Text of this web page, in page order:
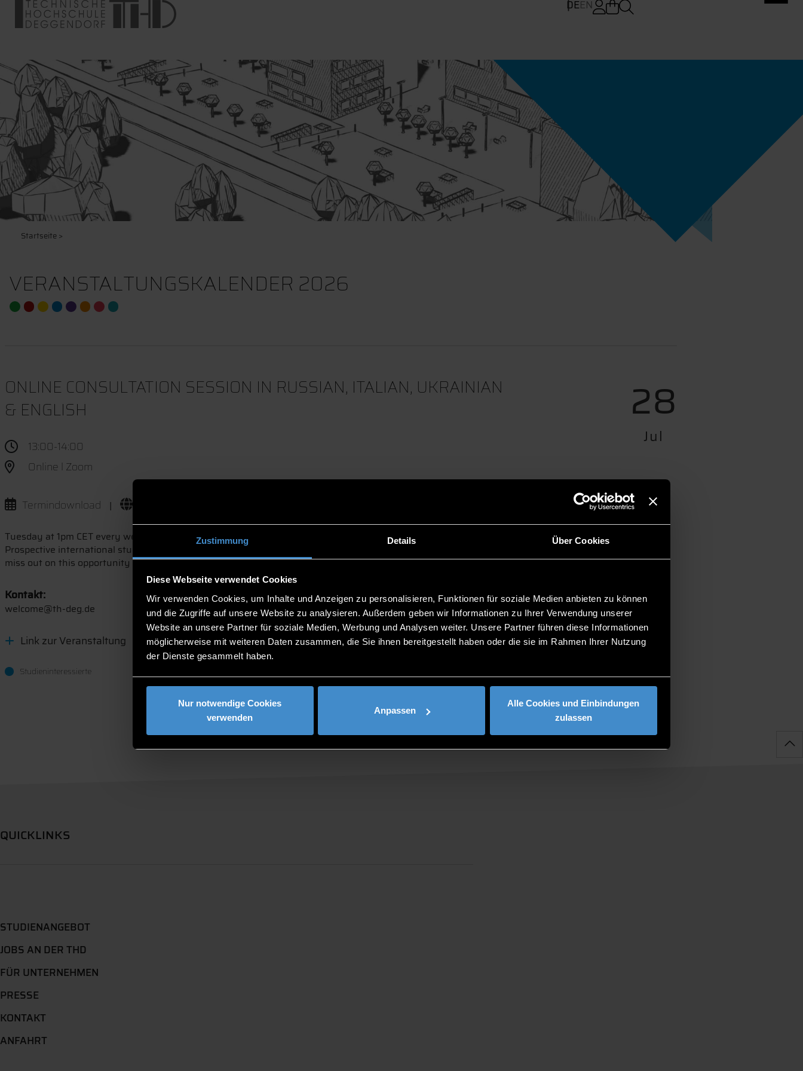
Zustimmung Details Über Cookies
Diese Webseite verwendet Cookies
Wir verwenden Cookies, um Inhalte und Anzeigen zu personalisieren, Funktionen für soziale Medien anbieten zu können
und die Zugriffe auf unsere Website zu analysieren. Außerdem geben wir Informationen zu Ihrer Verwendung unserer
Website an unsere Partner für soziale Medien, Werbung und Analysen weiter. Unsere Partner führen diese Informationen
möglicherweise mit weiteren Daten zusammen, die Sie ihnen bereitgestellt haben oder die sie im Rahmen Ihrer Nutzung
der Dienste gesammelt haben.
Nur notwendige Cookies
verwenden
Anpassen
Alle Cookies und Einbindungen
zulassen
DEEN
Startseite>
VERANSTALTUNGSKALENDER 2026
ONLINE CONSULTATION SESSION IN RUSSIAN, ITALIAN, UKRAINIAN
& ENGLISH
13:00-14:00
Online l Zoom
Termindownload |
28
Jul
Tuesday at 1pm CET every weeks in Russian, Italian, Ukrainian & English.
Prospective international students will have the possibility to ask individual questions regarding the application process, required documents etc. Don’t
miss out on this opportunity to join a session!
Kontakt:
welcome@th-deg.de
Link zur Veranstaltung
Studieninteressierte
QUICKLINKS
STUDIENANGEBOT
JOBS AN DER THD
FÜR UNTERNEHMEN
PRESSE
KONTAKT
ANFAHRT